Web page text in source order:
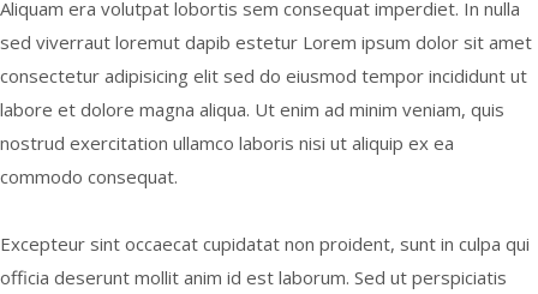
Aliquam era volutpat lobortis sem consequat imperdiet. In nulla
sed viverraut loremut dapib estetur Lorem ipsum dolor sit amet
consectetur adipisicing elit sed do eiusmod tempor incididunt ut
labore et dolore magna aliqua. Ut enim ad minim veniam, quis
nostrud exercitation ullamco laboris nisi ut aliquip ex ea
commodo consequat.
Excepteur sint occaecat cupidatat non proident, sunt in culpa qui
officia deserunt mollit anim id est laborum. Sed ut perspiciatis